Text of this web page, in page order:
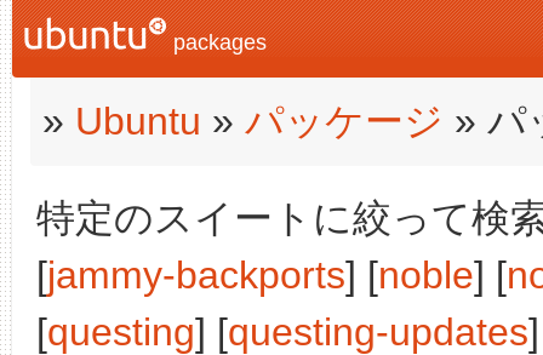
packages
» Ubuntu » パッケージ » パ
特定のスイートに絞って検
[jammy-backports] [noble] [
[questing] [questing-updates